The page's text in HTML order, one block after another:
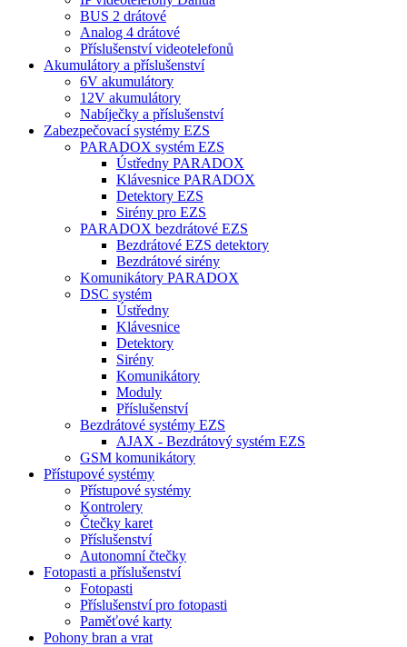
BUS 2 drátové
Analog 4 drátové
Příslušenství videotelefonů
Akumulátory a příslušenství
6V akumulátory
12V akumulátory
Nabíječky a příslušenství
Zabezpečovací systémy EZS
PARADOX systém EZS
Ústředny PARADOX
Klávesnice PARADOX
Detektory EZS
Sirény pro EZS
PARADOX bezdrátové EZS
Bezdrátové EZS detektory
Bezdrátové sirény
Komunikátory PARADOX
DSC systém
Ústředny
Klávesnice
Detektory
Sirény
Komunikátory
Moduly
Příslušenství
Bezdrátové systémy EZS
AJAX - Bezdrátový systém EZS
GSM komunikátory
Přístupové systémy
Přístupové systémy
Kontrolery
Čtečky karet
Příslušenství
Autonomní čtečky
Fotopasti a příslušenství
Fotopasti
Příslušenství pro fotopasti
Paměťové karty
Pohony bran a vrat